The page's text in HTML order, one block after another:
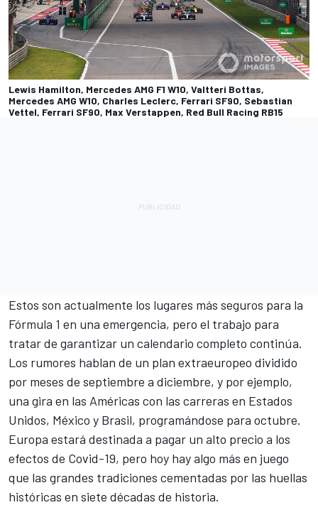
Lewis Hamilton, Mercedes AMG F1 W10, Valtteri Bottas,
Mercedes AMG W10, Charles Leclerc, Ferrari SF90, Sebastian
Vettel, Ferrari SF90, Max Verstappen, Red Bull Racing RB15
Estos son actualmente los lugares más seguros para la
Fórmula 1 en una emergencia, pero el trabajo para
tratar de garantizar un calendario completo continúa.
Los rumores hablan de un plan extraeuropeo dividido
por meses de septiembre a diciembre, y por ejemplo,
una gira en las Américas con las carreras en Estados
Unidos, México y Brasil, programándose para octubre.
Europa estará destinada a pagar un alto precio a los
efectos de Covid-19, pero hoy hay algo más en juego
que las grandes tradiciones cementadas por las huellas
históricas en siete décadas de historia.